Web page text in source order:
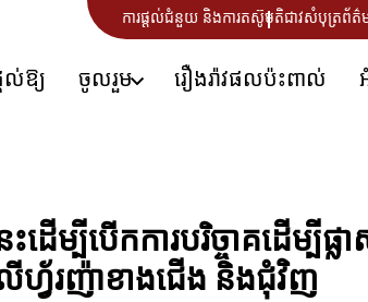
ការផ្តល់ជំនួយ និងការតស៊ូមតិជាវសំបុត្រព័ត៌
ល់ឱ្យ ចូលរួម រឿងរ៉ាវផលប៉ះពាល់
បីបើកការបរិច្ចាគដើម្បីផ្ល
ហ្វ័រញ៉ាខាងជើង និងជុំវិញ